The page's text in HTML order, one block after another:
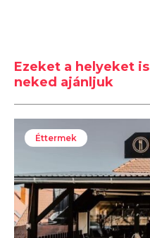
Ezeket a helyeket is
neked ajánljuk
Éttermek